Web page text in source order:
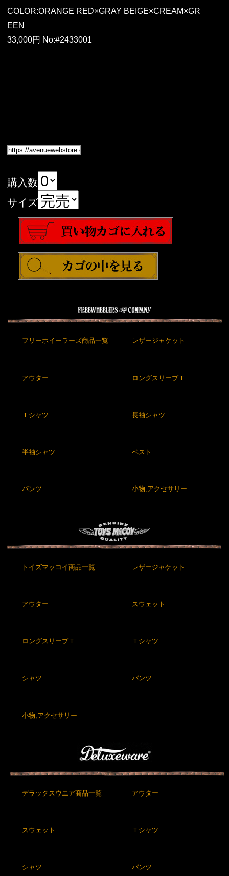
COLOR:ORANGE RED×GRAY BEIGE×CREAM×GR
EEN
33,000円 No:#2433001
購入数
サイズ
フリーホイーラーズ商品一覧 レザージャケット
アウター ロングスリーブＴ
Ｔシャツ 長袖シャツ
半袖シャツ ベスト
パンツ 小物,アクセサリー
トイズマッコイ商品一覧 レザージャケット
アウター スウェット
ロングスリーブＴ Ｔシャツ
シャツ パンツ
小物,アクセサリー
デラックスウエア商品一覧 アウター
スウェット Ｔシャツ
シャツ パンツ